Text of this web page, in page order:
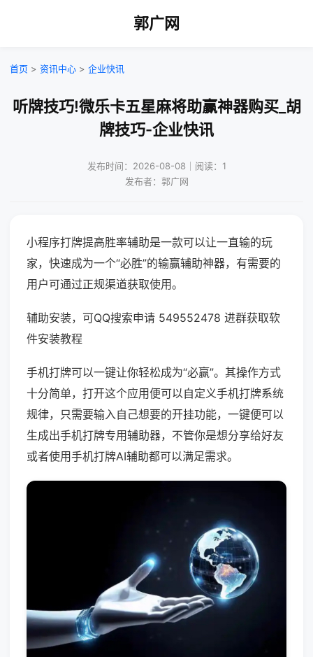
郭广网
首页 > 资讯中心 > 企业快讯
听牌技巧!微乐卡五星麻将助赢神器购买_胡
牌技巧-企业快讯
发布时间：2026-08-08｜阅读：1
发布者：郭广网
小程序打牌提高胜率辅助是一款可以让一直输的玩
家，快速成为一个“必胜”的输赢辅助神器，有需要的
用户可通过正规渠道获取使用。
辅助安装，可QQ搜索申请 549552478 进群获取软
件安装教程
手机打牌可以一键让你轻松成为“必赢”。其操作方式
十分简单，打开这个应用便可以自定义手机打牌系统
规律，只需要输入自己想要的开挂功能，一键便可以
生成出手机打牌专用辅助器，不管你是想分享给好友
或者使用手机打牌AI辅助都可以满足需求。